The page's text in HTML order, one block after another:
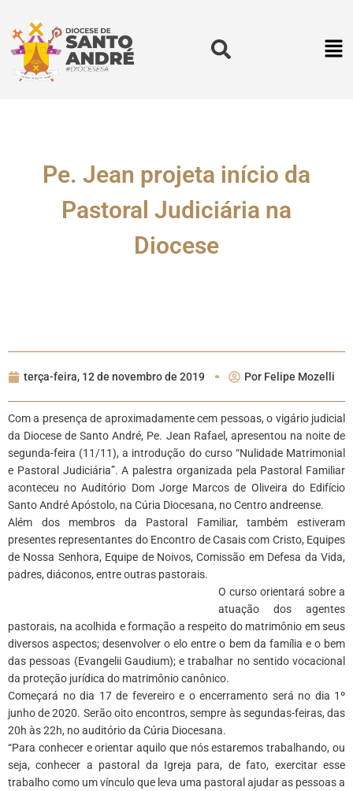
Pe. Jean projeta início da
Pastoral Judiciária na
Diocese
terça-feira, 12 de novembro de 2019 Por Felipe Mozelli
Com a presença de aproximadamente cem pessoas, o vigário judicial
da Diocese de Santo André, Pe. Jean Rafael, apresentou na noite de
segunda-feira (11/11), a introdução do curso “Nulidade Matrimonial
e Pastoral Judiciária”. A palestra organizada pela Pastoral Familiar
aconteceu no Auditório Dom Jorge Marcos de Oliveira do Edifício
Santo André Apóstolo, na Cúria Diocesana, no Centro andreense.
Além dos membros da Pastoral Familiar, também estiveram
presentes representantes do Encontro de Casais com Cristo, Equipes
de Nossa Senhora, Equipe de Noivos, Comissão em Defesa da Vida,
padres, diáconos, entre outras pastorais.
O curso orientará sobre a
atuação dos agentes
pastorais, na acolhida e formação a respeito do matrimônio em seus
diversos aspectos; desenvolver o elo entre o bem da família e o bem
das pessoas (Evangelii Gaudium); e trabalhar no sentido vocacional
da proteção jurídica do matrimônio canônico.
Começará no dia 17 de fevereiro e o encerramento será no dia 1º
junho de 2020. Serão oito encontros, sempre às segundas-feiras, das
20h às 22h, no auditório da Cúria Diocesana.
“Para conhecer e orientar aquilo que nós estaremos trabalhando, ou
seja, conhecer a pastoral da Igreja para, de fato, exercitar esse
trabalho como um vínculo que leva uma pastoral ajudar as pessoas a